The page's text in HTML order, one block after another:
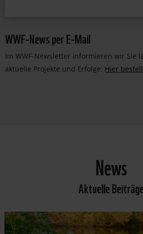
WWF-News per E-Mail
Im WWF-Newsletter informieren wir Sie
aktuelle Projekte und Erfolge: Hier
News
Aktuelle